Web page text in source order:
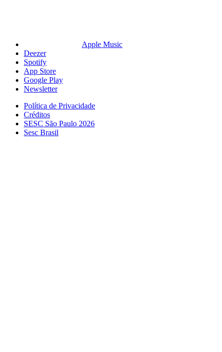
Apple Music
Deezer
Spotify
App Store
Google Play
Newsletter
Política de Privacidade
Créditos
SESC São Paulo 2026
Sesc Brasil